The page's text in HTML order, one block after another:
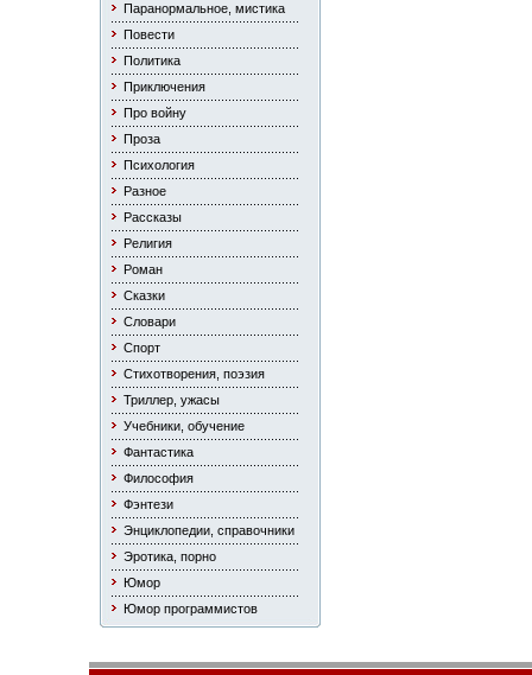
Паранормальное, мистика
Повести
Политика
Приключения
Про войну
Проза
Психология
Разное
Рассказы
Религия
Роман
Сказки
Словари
Спорт
Стихотворения, поэзия
Триллер, ужасы
Учебники, обучение
Фантастика
Философия
Фэнтези
Энциклопедии, справочники
Эротика, порно
Юмор
Юмор программистов